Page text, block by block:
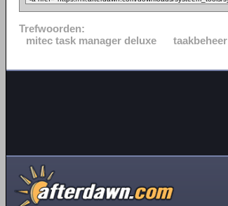
Trefwoorden:
mitec task manager deluxe
taakbeheer